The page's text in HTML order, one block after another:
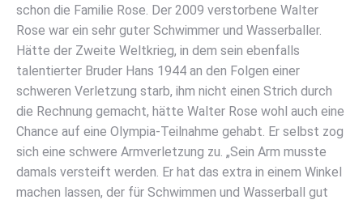
schon die Familie Rose. Der 2009 verstorbene Walter
Rose war ein sehr guter Schwimmer und Wasserballer.
Hätte der Zweite Weltkrieg, in dem sein ebenfalls
talentierter Bruder Hans 1944 an den Folgen einer
schweren Verletzung starb, ihm nicht einen Strich durch
die Rechnung gemacht, hätte Walter Rose wohl auch eine
Chance auf eine Olympia-Teilnahme gehabt. Er selbst zog
sich eine schwere Armverletzung zu. „Sein Arm musste
damals versteift werden. Er hat das extra in einem Winkel
machen lassen, der für Schwimmen und Wasserball gut